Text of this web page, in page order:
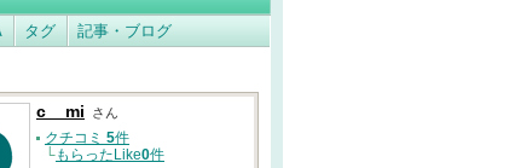
タグ 記事・ブログ
c__mi さん
クチコミ 5件
└もらったLike0件